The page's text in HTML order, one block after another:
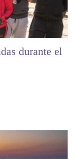
durante el